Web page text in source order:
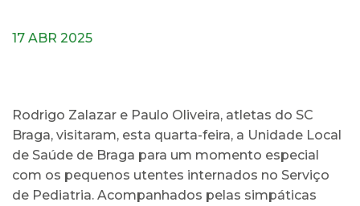
17 ABR 2025
Rodrigo Zalazar e Paulo Oliveira, atletas do SC
Braga, visitaram, esta quarta-feira, a Unidade Local
de Saúde de Braga para um momento especial
com os pequenos utentes internados no Serviço
de Pediatria. Acompanhados pelas simpáticas